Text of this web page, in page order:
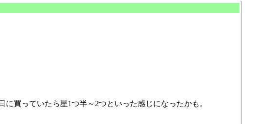
買っていたら星1つ半～2つといった感じになったかも。